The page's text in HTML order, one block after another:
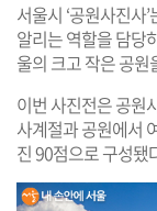
서울시 ‘공원사진사
알리는 역할을 담당
울의 크고 작은 공
이번 사진전은 공원
사계절과 공원에서
진 90점으로 구성됐